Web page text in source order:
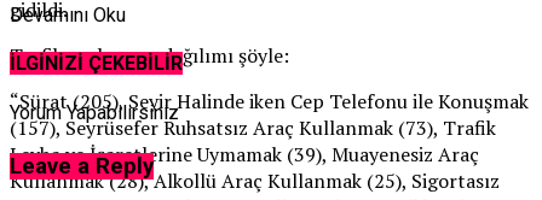
gidildi.
Trafik suçlarının dağılımı şöyle:
“Sürat (205), Seyir Halinde iken Cep Telefonu ile Konuşmak
(157), Seyrüsefer Ruhsatsız Araç Kullanmak (73), Trafik
Levha ve İşaretlerine Uymamak (39), Muayenesiz Araç
Kullanmak (28), Alkollü Araç Kullanmak (25), Sigortasız
Devamını Oku
İLGİNİZİ ÇEKEBİLİR
Yorum Yapabilirsiniz
Leave a Reply